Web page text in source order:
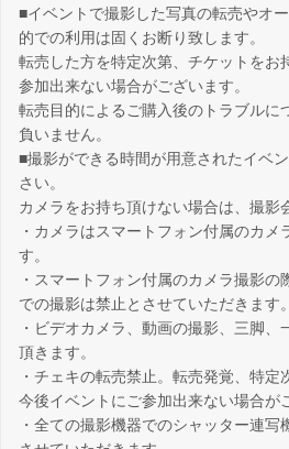
■イベントで撮影した写真の転売やオ
的での利用は固くお断り致します。
転売した方を特定次第、チケットをお
参加出来ない場合がございます。
転売目的によるご購入後のトラブルに
負いません。
■撮影ができる時間が用意されたイベ
さい。
カメラをお持ち頂けない場合は、撮影
・カメラはスマートフォン付属のカメ
す。
・スマートフォン付属のカメラ撮影の
での撮影は禁止とさせていただきます。
・ビデオカメラ、動画の撮影、三脚、
頂きます。
・チェキの転売禁止。転売発覚、特定
今後イベントにご参加出来ない場合が
・全ての撮影機器でのシャッター連写